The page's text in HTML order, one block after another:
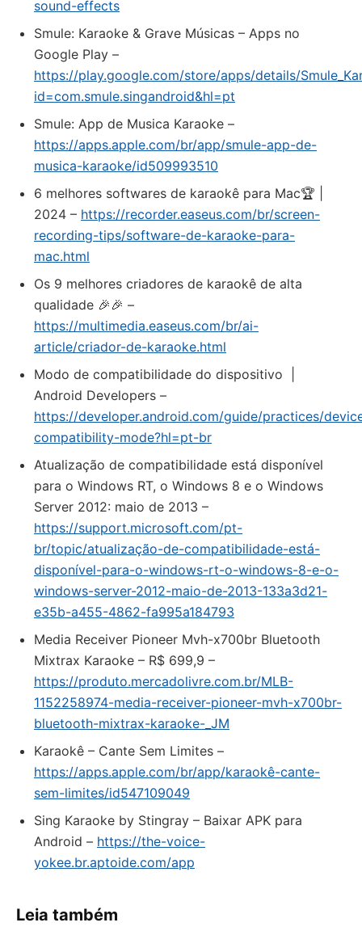
sound-effects
Smule: Karaoke & Grave Músicas – Apps no
Google Play –
https://play.google.com/store/apps/details/
id=com.smule.singandroid&hl=pt
‎Smule: App de Musica Karaoke –
https://apps.apple.com/br/app/smule-app-de-
musica-karaoke/id509993510
6 melhores softwares de karaokê para Mac🏆 |
2024 – https://recorder.easeus.com/br/screen-
recording-tips/software-de-karaoke-para-
mac.html
Os 9 melhores criadores de karaokê de alta
qualidade 🎉🎉 –
https://multimedia.easeus.com/br/ai-
article/criador-de-karaoke.html
Modo de compatibilidade do dispositivo |
Android Developers –
https://developer.android.com/guide/practices/
compatibility-mode?hl=pt-br
Atualização de compatibilidade está disponível
para o Windows RT, o Windows 8 e o Windows
Server 2012: maio de 2013 –
https://support.microsoft.com/pt-
br/topic/atualização-de-compatibilidade-está-
disponível-para-o-windows-rt-o-windows-8-e-o-
windows-server-2012-maio-de-2013-133a3d21-
e35b-a455-4862-fa995a184793
Media Receiver Pioneer Mvh-x700br Bluetooth
Mixtrax Karaoke – R$ 699,9 –
https://produto.mercadolivre.com.br/MLB-
1152258974-media-receiver-pioneer-mvh-x700br-
bluetooth-mixtrax-karaoke-_JM
‎Karaokê – Cante Sem Limites –
https://apps.apple.com/br/app/karaokê-cante-
sem-limites/id547109049
Sing Karaoke by Stingray – Baixar APK para
Android – https://the-voice-
yokee.br.aptoide.com/app
Leia também